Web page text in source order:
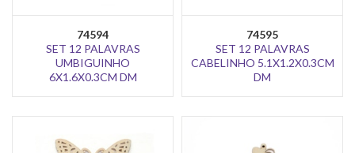
74594
SET 12 PALAVRAS
UMBIGUINHO
6X1.6X0.3CM DM
74595
SET 12 PALAVRAS
CABELINHO 5.1X1.2X0.3CM
DM